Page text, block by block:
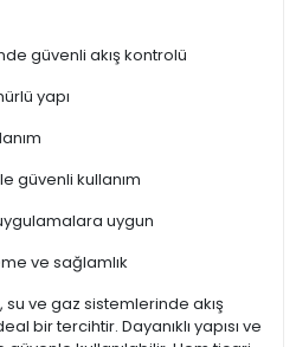
güvenli akış kontrolü
yapı
güvenli kullanım
uygun
ve sağlamlık
, su ve gaz sistemlerinde akış
bir tercihtir. Dayanıklı yapısı ve